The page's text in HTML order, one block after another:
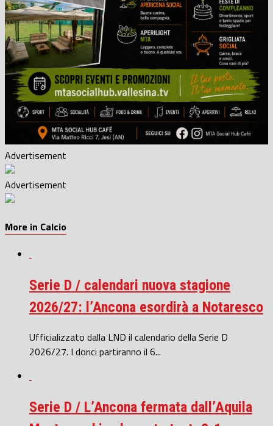
Advertisement
Advertisement
More in Calcio
Serie D / calendari nuova stagione
2026/27: l’Ancona esordirà a Notaresco
Ufficializzato dalla LND il calendario della Serie D
2026/27. I dorici partiranno il 6...
Serie D / L’Ancona fermata dall’Aquila